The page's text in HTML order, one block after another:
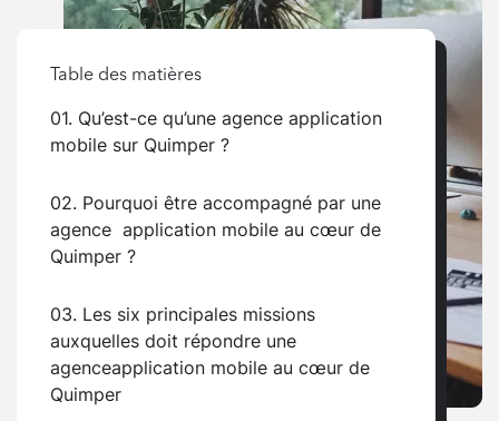
Table des matières
01. Qu’est-ce qu’une agence application
mobile sur Quimper ?
02. Pourquoi être accompagné par une
agence application mobile au cœur de
Quimper ?
03. Les six principales missions
auxquelles doit répondre une
agenceapplication mobile au cœur de
Quimper